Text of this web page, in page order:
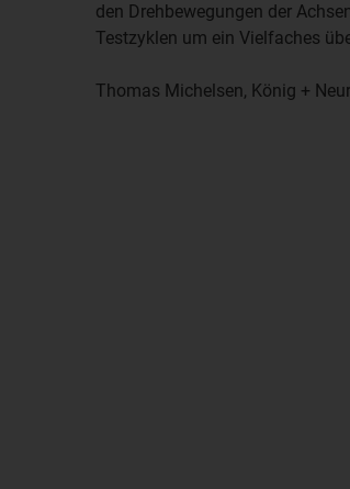
den Drehbewegungen der
Testzyklen um ein Vielfaches
Thomas Michelsen, König +